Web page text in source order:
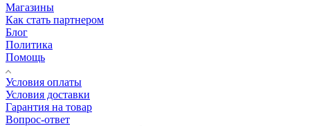
Магазины
Как стать партнером
Блог
Политика
Помощь
Условия оплаты
Условия доставки
Гарантия на товар
Вопрос-ответ